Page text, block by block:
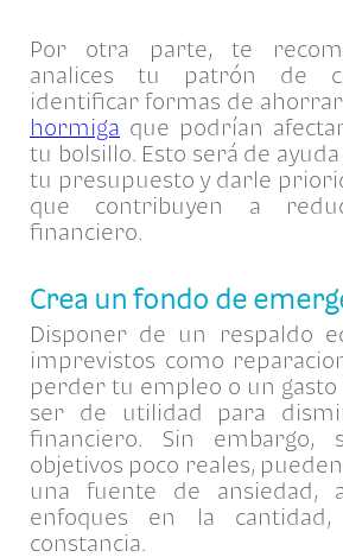
Por otra parte, te
analices tu patrón de
identificar formas de ahorrar
hormiga que podrían
tu bolsillo. Esto será de
tu presupuesto y darle
que contribuyen a
financiero.
Crea un fondo de
Disponer de un respaldo
imprevistos como
perder tu empleo o un
ser de utilidad para
financiero. Sin embargo,
objetivos poco reales,
una fuente de ansiedad,
enfoques en la
constancia.